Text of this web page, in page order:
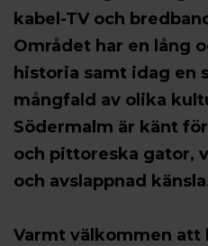
kabel-TV och
Området har en lång
historia samt idag en
mångfald av olika
Södermalm är känt
och pittoreska gator,
och avslappnad
Varmt välkommen att